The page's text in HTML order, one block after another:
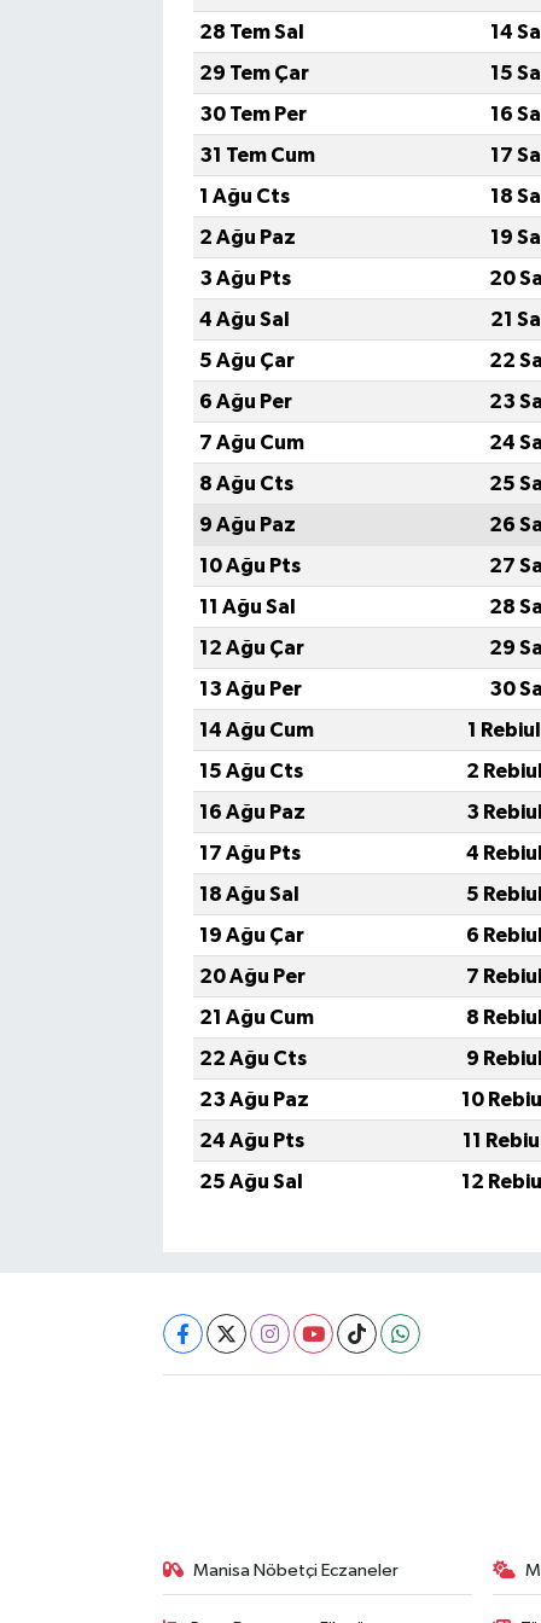
28 Tem Sal
14
29 Tem Çar
15
30 Tem Per
16
31 Tem Cum
17
1 Ağu Cts
18
2 Ağu Paz
19
3 Ağu Pts
20
4 Ağu Sal
21
5 Ağu Çar
22
6 Ağu Per
23
7 Ağu Cum
24
8 Ağu Cts
25
9 Ağu Paz
26
10 Ağu Pts
27
11 Ağu Sal
28
12 Ağu Çar
29
13 Ağu Per
30
14 Ağu Cum
1
15 Ağu Cts
2
16 Ağu Paz
3
17 Ağu Pts
4
18 Ağu Sal
5
19 Ağu Çar
6
20 Ağu Per
7
21 Ağu Cum
8
22 Ağu Cts
9
23 Ağu Paz
10
24 Ağu Pts
11
25 Ağu Sal
12
Manisa Nöbetçi Eczaneler
Akhisar Emlak